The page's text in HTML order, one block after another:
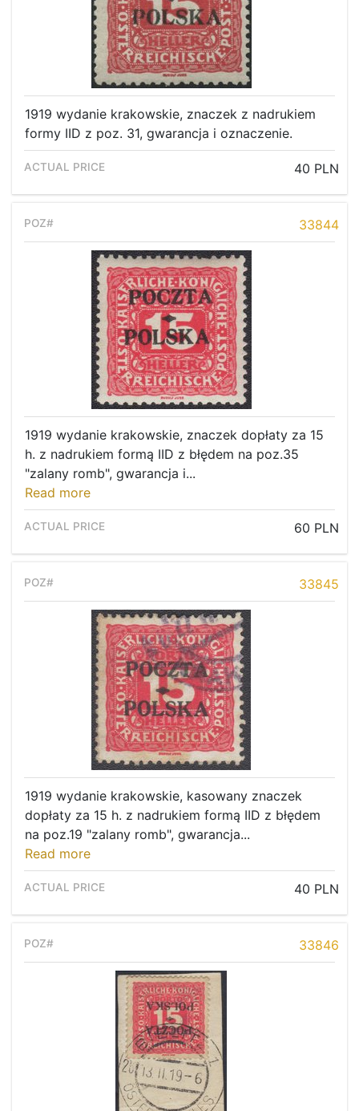
1919 wydanie krakowskie, znaczek z nadrukiem
formy IID z poz. 31, gwarancja i oznaczenie.
40 PLN
33844
1919 wydanie krakowskie, znaczek dopłaty za 15
h. z nadrukiem formą IID z błędem na poz.35
"zalany romb", gwarancja i...
Read more
60 PLN
33845
1919 wydanie krakowskie, kasowany znaczek
dopłaty za 15 h. z nadrukiem formą IID z błędem
na poz.19 "zalany romb", gwarancja...
Read more
40 PLN
33846